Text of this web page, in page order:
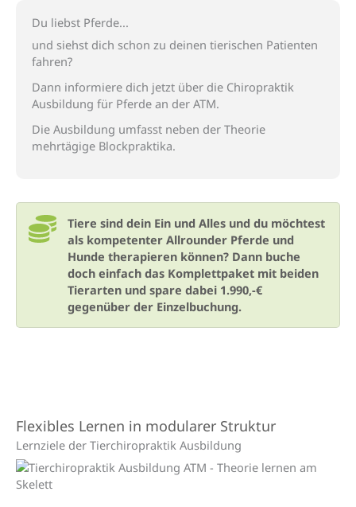
Du liebst Pferde...
und siehst dich schon zu deinen tierischen Patienten
fahren?
Dann informiere dich jetzt über die Chiropraktik
Ausbildung für Pferde an der ATM.
Die Ausbildung umfasst neben der Theorie
mehrtägige Blockpraktika.
Tiere sind dein Ein und Alles und du möchtest
als kompetenter Allrounder Pferde und
Hunde therapieren können? Dann buche
doch einfach das Komplettpaket mit beiden
Tierarten und spare dabei 1.990,-€
gegenüber der Einzelbuchung.
Flexibles Lernen in modularer Struktur
Lernziele der Tierchiropraktik Ausbildung